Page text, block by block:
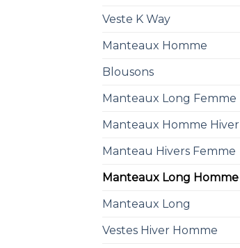
Veste K Way
Manteaux Homme
Blousons
Manteaux Long Femme
Manteaux Homme Hiver
Manteau Hivers Femme
Manteaux Long Homme
Manteaux Long
Vestes Hiver Homme